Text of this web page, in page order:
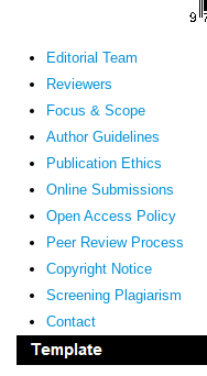
Editorial Team
Reviewers
Focus & Scope
Author Guidelines
Publication Ethics
Online Submissions
Open Access Policy
Peer Review Process
Copyright Notice
Screening Plagiarism
Contact